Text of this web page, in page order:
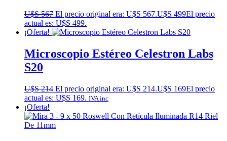
U$S567 El precio original era: U$S 567.U$S 499El precio
actual es: U$S 499.
¡Oferta!
Microscopio Estéreo Celestron Labs
S20
U$S214 El precio original era: U$S 214.U$S 169El precio
actual es: U$S 169. IVA inc
¡Oferta!